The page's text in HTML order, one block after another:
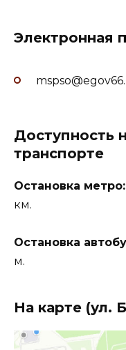
Электронная
Доступность
транспорте
Остановка метро:
км.
Остановка
м.
На карте (ул.